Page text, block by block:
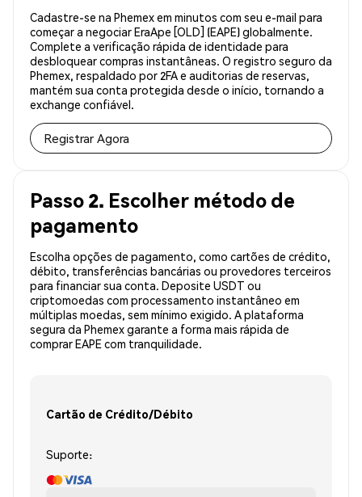
Cadastre-se na Phemex em minutos com seu e-mail para
começar a negociar EraApe [OLD] (EAPE) globalmente.
Complete a verificação rápida de identidade para
desbloquear compras instantâneas. O registro seguro da
Phemex, respaldado por 2FA e auditorias de reservas,
mantém sua conta protegida desde o início, tornando a
exchange confiável.
Registrar Agora
Passo 2. Escolher método de
pagamento
Escolha opções de pagamento, como cartões de crédito,
débito, transferências bancárias ou provedores terceiros
para financiar sua conta. Deposite USDT ou
criptomoedas com processamento instantâneo em
múltiplas moedas, sem mínimo exigido. A plataforma
segura da Phemex garante a forma mais rápida de
comprar EAPE com tranquilidade.
Cartão de Crédito/Débito
Suporte: